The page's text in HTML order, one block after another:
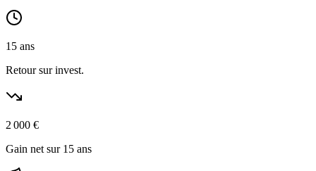
15 ans
Retour sur invest.
2 000 €
Gain net sur 15 ans